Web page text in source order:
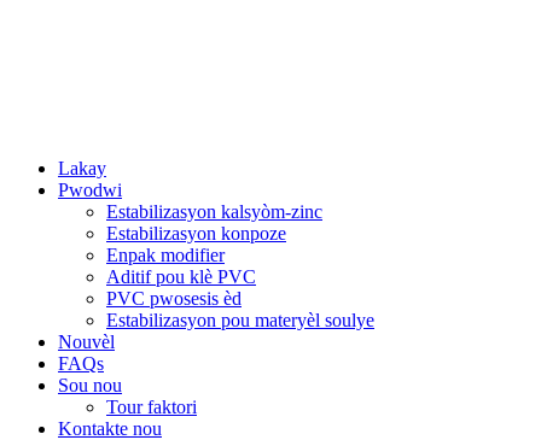
Lakay
Pwodwi
Estabilizasyon kalsyòm-zinc
Estabilizasyon konpoze
Enpak modifier
Aditif pou klè PVC
PVC pwosesis èd
Estabilizasyon pou materyèl soulye
Nouvèl
FAQs
Sou nou
Tour faktori
Kontakte nou